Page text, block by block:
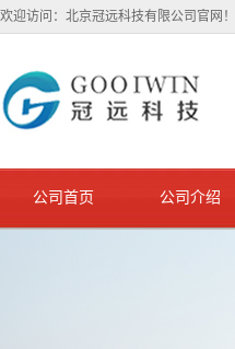
欢迎访问：北京冠远科技有限公司官网！
公司首页 公司介绍